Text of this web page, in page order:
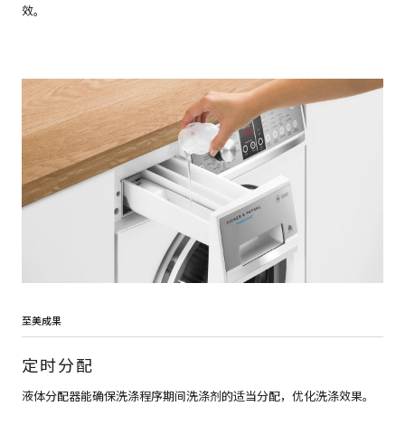
效。
至美成果
定时分配
液体分配器能确保洗涤程序期间洗涤剂的适当分配，优化洗涤效果。